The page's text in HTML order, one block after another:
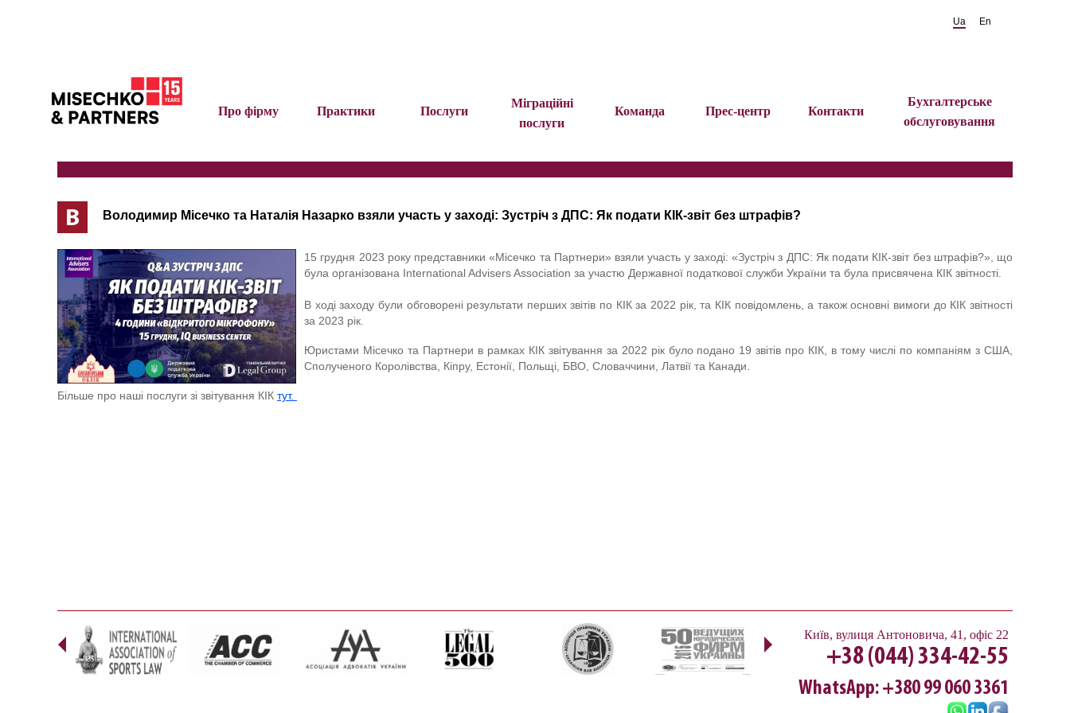
Ua En
Про фірму Практики Послуги
Міграційні
послуги
Команда Прес-центр Контакти
Бухгалтерське
обслуговування
В Володимир Місечко та Наталія Назарко взяли участь у заході: Зустріч з ДПС: Як подати КІК-звіт без штрафів?
15 грудня 2023 року представники «Місечко та Партнери» взяли участь у заході: «Зустріч з ДПС: Як подати КІК-звіт без штрафів?», що
була організована International Advisers Association за участю Державної податкової служби України та була присвячена КІК звітності.
В ході заходу були обговорені результати перших звітів по КІК за 2022 рік, та КІК повідомлень, а також основні вимоги до КІК звітності
за 2023 рік.
Юристами Місечко та Партнери в рамках КІК звітування за 2022 рік було подано 19 звітів про КІК, в тому числі по компаніям з США,
Сполученого Королівства, Кіпру, Естонії, Польщі, БВО, Словаччини, Латвії та Канади.
Більше про наші послуги зі звітування КІК тут.
Київ, вулиця Антоновича, 41, офіс 22
+38 (044) 334-42-55
WhatsApp: +380 99 060 3361